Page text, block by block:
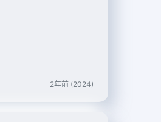
2年前 (2024)